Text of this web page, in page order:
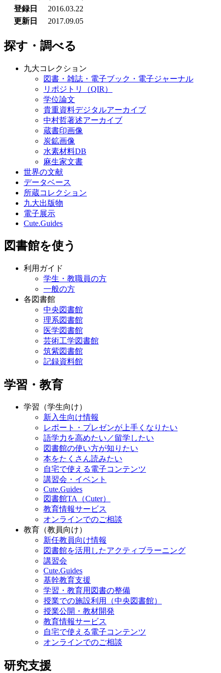
登録日
2016.03.22
更新日
2017.09.05
探す・調べる
九大コレクション
図書・雑誌・電子ブック・電子ジャーナル
リポジトリ（QIR）
学位論文
貴重資料デジタルアーカイブ
中村哲著述アーカイブ
蔵書印画像
炭鉱画像
水素材料DB
麻生家文書
世界の文献
データベース
所蔵コレクション
九大出版物
電子展示
Cute.Guides
図書館を使う
利用ガイド
学生・教職員の方
一般の方
各図書館
中央図書館
理系図書館
医学図書館
芸術工学図書館
筑紫図書館
記録資料館
学習・教育
学習（学生向け）
新入生向け情報
レポート・プレゼンが上手くなりたい
語学力を高めたい／留学したい
図書館の使い方が知りたい
本をたくさん読みたい
自宅で使える電子コンテンツ
講習会・イベント
Cute.Guides
図書館TA（Cuter）
教育情報サービス
オンラインでのご相談
教育（教員向け）
新任教員向け情報
図書館を活用したアクティブラーニング
講習会
Cute.Guides
基幹教育支援
学習・教育用図書の整備
授業での施設利用（中央図書館）
授業公開・教材開発
教育情報サービス
自宅で使える電子コンテンツ
オンラインでのご相談
研究支援